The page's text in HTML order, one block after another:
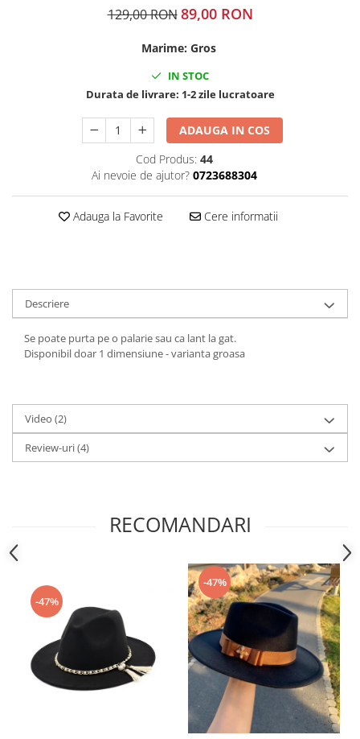
129,00 RON 89,00 RON
Marime: Gros
IN STOC
Durata de livrare: 1-2 zile lucratoare
ADAUGA IN COS
Cod Produs: 44
Ai nevoie de ajutor? 0723688304
Adauga la Favorite Cere informatii
Descriere
Se poate purta pe o palarie sau ca lant la gat.
Disponibil doar 1 dimensiune - varianta groasa
Video (2)
Review-uri(4)
RECOMANDARI
-47%
-47%